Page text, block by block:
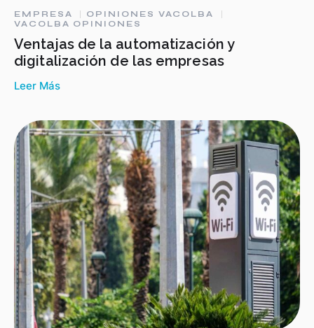
EMPRESA
OPINIONES VACOLBA
VACOLBA OPINIONES
Ventajas de la automatización y
digitalización de las empresas
Leer Más